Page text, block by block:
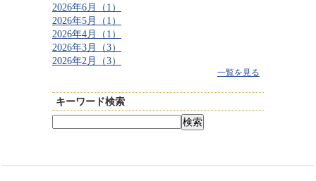
2026年6月（1）
2026年5月（1）
2026年4月（1）
2026年3月（3）
2026年2月（3）
一覧を見る
キーワード検索